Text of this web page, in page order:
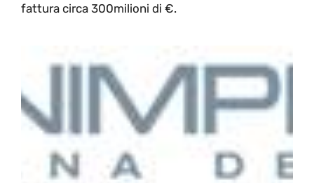
fattura circa 300milioni di €.